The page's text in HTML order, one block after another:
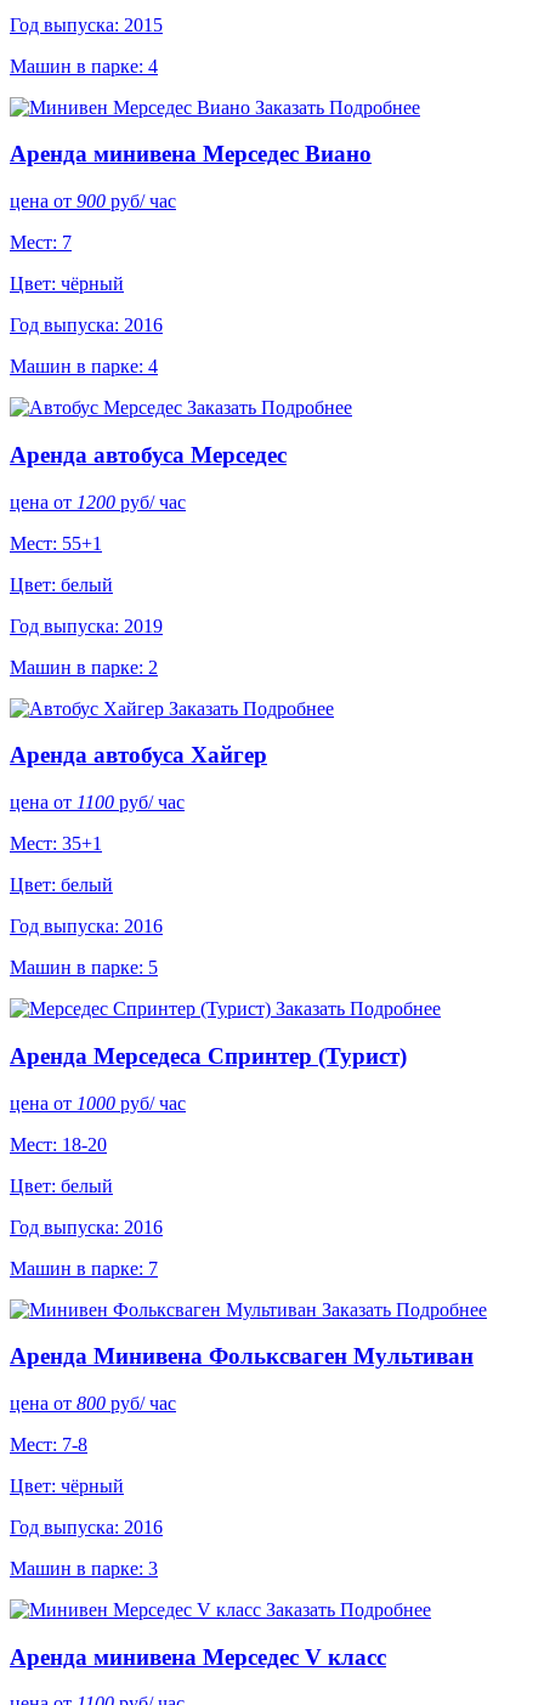
Год выпуска: 2015
Машин в парке: 4
Заказать Подробнее
Аренда минивена Мерседес Виано
цена от 900 руб/ час
Мест: 7
Цвет: чёрный
Год выпуска: 2016
Машин в парке: 4
Заказать Подробнее
Аренда автобуса Мерседес
цена от 1200 руб/ час
Мест: 55+1
Цвет: белый
Год выпуска: 2019
Машин в парке: 2
Заказать Подробнее
Аренда автобуса Хайгер
цена от 1100 руб/ час
Мест: 35+1
Цвет: белый
Год выпуска: 2016
Машин в парке: 5
Заказать Подробнее
Аренда Мерседеса Спринтер (Турист)
цена от 1000 руб/ час
Мест: 18-20
Цвет: белый
Год выпуска: 2016
Машин в парке: 7
Заказать Подробнее
Аренда Минивена Фольксваген Мультиван
цена от 800 руб/ час
Мест: 7-8
Цвет: чёрный
Год выпуска: 2016
Машин в парке: 3
Заказать Подробнее
Аренда минивена Мерседес V класс